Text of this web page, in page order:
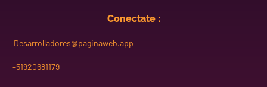
Conectate :
Desarrolladores@paginaweb.app
+51920681179